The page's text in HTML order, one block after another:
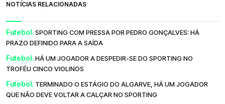
NOTÍCIAS RELACIONADAS
Futebol. SPORTING COM PRESSA POR PEDRO GONÇALVES: HÁ
PRAZO DEFINIDO PARA A SAÍDA
Futebol. HÁ UM JOGADOR A DESPEDIR-SE DO SPORTING NO
TROFÉU CINCO VIOLINOS
Futebol. TERMINADO O ESTÁGIO DO ALGARVE, HÁ UM JOGADOR
QUE NÃO DEVE VOLTAR A CALÇAR NO SPORTING